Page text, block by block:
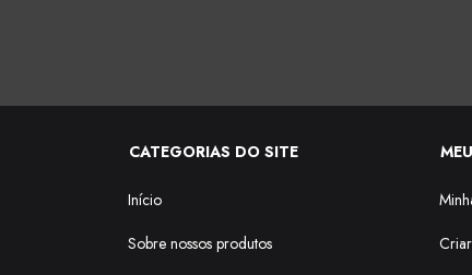
CATEGORIAS DO SITE
Início
Sobre nossos produtos